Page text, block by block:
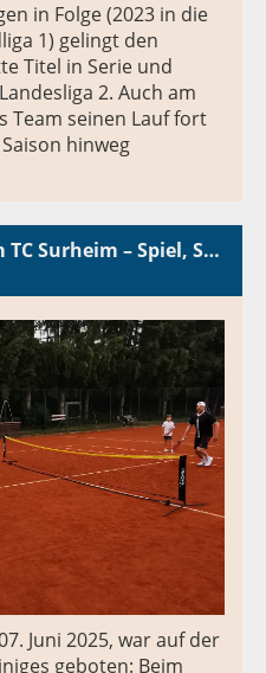
in Folge (2023 in die
1) gelingt den
Titel in Serie und
2. Auch am
Team seinen Lauf fort
hinweg
Eltern-Kind-Turnier beim TC Surheim – Spiel, Spaß und starke Teams
Juni 2025, war auf der
geboten: Beim